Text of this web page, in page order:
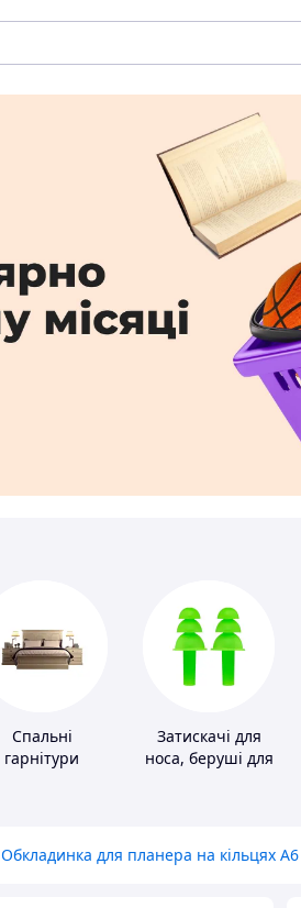
Спальні
гарнітури
Затискачі для
носа, беруші для
Обкладинка для планера на кільцях А6